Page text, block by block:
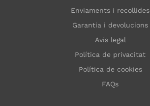
Enviaments i recollides
Garantia i devolucions
Avís legal
Política de privacitat
Política de cookies
FAQs